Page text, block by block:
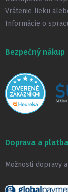
Vrátenie lieku
Informácie o
Bezpečný nákup
Doprava a platba
Možnosti dopravy